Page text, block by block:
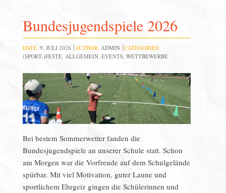
Bundesjugendspiele 2026
DATE: 9. JULI 2026 AUTHOR: ADMIN CATEGORIES:
(SPORT-)FESTE, ALLGEMEIN, EVENTS, WETTBEWERBE
Bei bestem Sommerwetter fanden die
Bundesjugendspiele an unserer Schule statt. Schon
am Morgen war die Vorfreude auf dem Schulgelände
spürbar. Mit viel Motivation, guter Laune und
sportlichem Ehrgeiz gingen die Schülerinnen und